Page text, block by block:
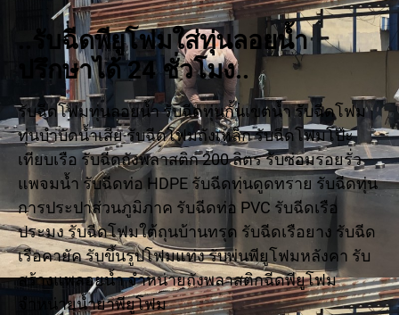
..รับฉีดพียูโฟมใส่ทุ่นลอยน้ำ
ปรึกษาได้ 24 ชั่วโมง..
รับฉีดโฟมทุ่นลอยน้ำ รับฉีดทุ่นกั้นเขตน้ำ รับฉีดโฟม
ทุ่นบำบัดน้ำเสีย รับฉีดโฟมถังเหล็ก รับฉีดโฟมโป๊ะ
เทียบเรือ รับฉีดถังพลาสติก 200 ลิตร รับซ่อมรอยรั่ว
แพจมน้ำ รับฉีดท่อ HDPE รับฉีดทุ่นดูดทราย รับฉีดทุ่น
การประปาส่วนภูมิภาค รับฉีดท่อ PVC รับฉีดเรือ
ประมง รับฉีดโฟมใต้ถุนบ้านทรุด รับฉีดเรือยาง รับฉีด
เรือคายัค รับขึ้นรูปโฟมแท่ง รับพ่นพียูโฟมหลังคา รับ
สร้างแพลอยน้ำ จำหน่ายถังพลาสติกฉีดพียูโฟม
จำหน่ายน้ำยาพียูโฟม